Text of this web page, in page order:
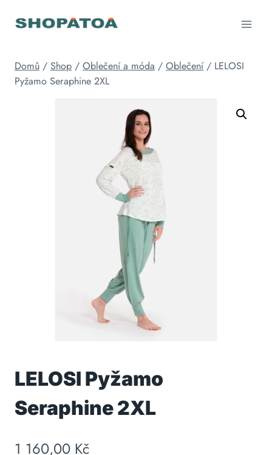
Domů / Shop / Oblečení a móda / Oblečení / LELOSI
Pyžamo Seraphine 2XL
LELOSI Pyžamo
Seraphine 2XL
1 160,00 Kč